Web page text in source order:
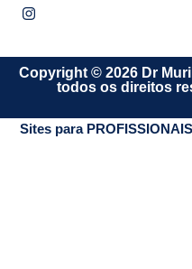
Copyright © 2026 Dr
todos os direitos
Sites para